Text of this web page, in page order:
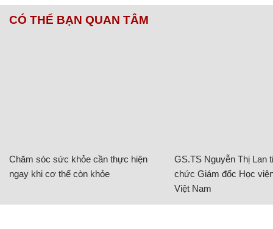
CÓ THỂ BẠN QUAN TÂM
Chăm sóc sức khỏe cần thực hiện
ngay khi cơ thể còn khỏe
GS.TS Nguyễn Thị Lan
chức Giám đốc Học
Việt Nam